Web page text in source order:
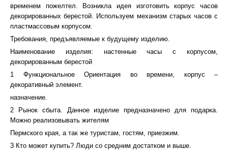
временем пожелтел. Возникла идея изготовить корпус часов
декорированных берестой. Используем механизм старых часов с
пластмассовым корпусом.
Требования, предъявляемые к будущему изделию.
Наименование изделия: настенные часы с корпусом,
декорированным берестой
1 Функциональное Ориентация во времени, корпус –
декоративный элемент.
назначение.
2 Рынок сбыта. Данное изделие предназначено для подарка.
Можно реализовывать жителям
Пермского края, а так же туристам, гостям, приезжим.
3 Кто может купить? Люди со средним достатком и выше.